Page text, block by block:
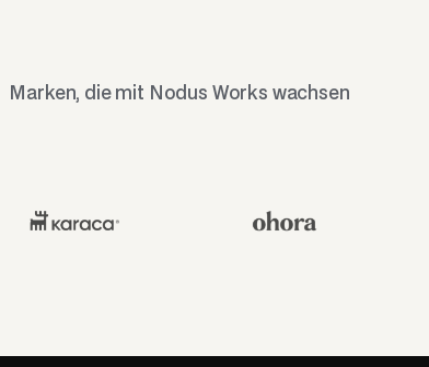
Marken, die mit Nodus Works wachsen